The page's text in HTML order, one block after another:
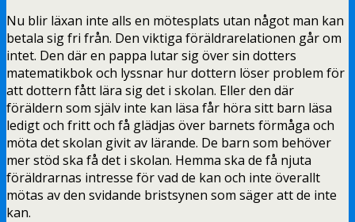
Nu blir läxan inte alls en mötesplats utan något man kan
betala sig fri från. Den viktiga föräldrarelationen går om
intet. Den där en pappa lutar sig över sin dotters
matematikbok och lyssnar hur dottern löser problem för
att dottern fått lära sig det i skolan. Eller den där
föräldern som själv inte kan läsa får höra sitt barn läsa
ledigt och fritt och få glädjas över barnets förmåga och
möta det skolan givit av lärande. De barn som behöver
mer stöd ska få det i skolan. Hemma ska de få njuta
föräldrarnas intresse för vad de kan och inte överallt
mötas av den svidande bristsynen som säger att de inte
kan.